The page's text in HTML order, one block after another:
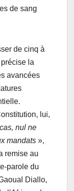
de sang
de cinq à
la
avancées
lui,
nul ne
mandats »,
remise au
parole du
Diallo,